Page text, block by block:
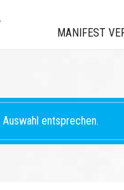
MANIFEST
entsprechen.